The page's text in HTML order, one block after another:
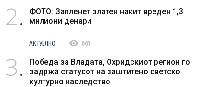
2
ФОТО: Запленет златен накит вреден 1,3
милиони денари
АКТУЕЛНО visibility 661
3
Победа за Владата, Охридскиот регион го
задржа статусот на заштитено светско
културно наследство